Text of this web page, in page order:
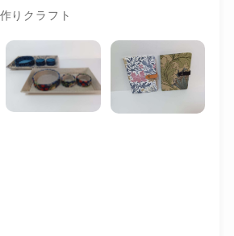
りクラフト